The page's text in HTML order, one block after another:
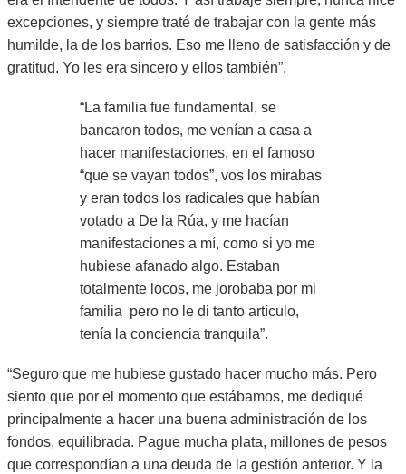
excepciones, y siempre traté de trabajar con la gente más
humilde, la de los barrios. Eso me lleno de satisfacción y de
gratitud. Yo les era sincero y ellos también”.
“La familia fue fundamental, se
bancaron todos, me venían a casa a
hacer manifestaciones, en el famoso
“que se vayan todos”, vos los mirabas
y eran todos los radicales que habían
votado a De la Rúa, y me hacían
manifestaciones a mí, como si yo me
hubiese afanado algo. Estaban
totalmente locos, me jorobaba por mi
familia pero no le di tanto artículo,
tenía la conciencia tranquila”.
“Seguro que me hubiese gustado hacer mucho más. Pero
siento que por el momento que estábamos, me dediqué
principalmente a hacer una buena administración de los
fondos, equilibrada. Pague mucha plata, millones de pesos
que correspondían a una deuda de la gestión anterior. Y la